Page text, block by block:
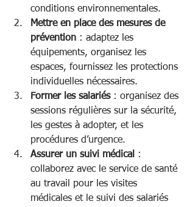
conditions environnementales.
Mettre en place des mesures de
prévention : adaptez les
équipements, organisez les
espaces, fournissez les protections
individuelles nécessaires.
Former les salariés : organisez des
sessions régulières sur la sécurité,
les gestes à adopter, et les
procédures d’urgence.
Assurer un suivi médical
:
collaborez avec le service de santé
au travail pour les visites
médicales et le suivi des salariés